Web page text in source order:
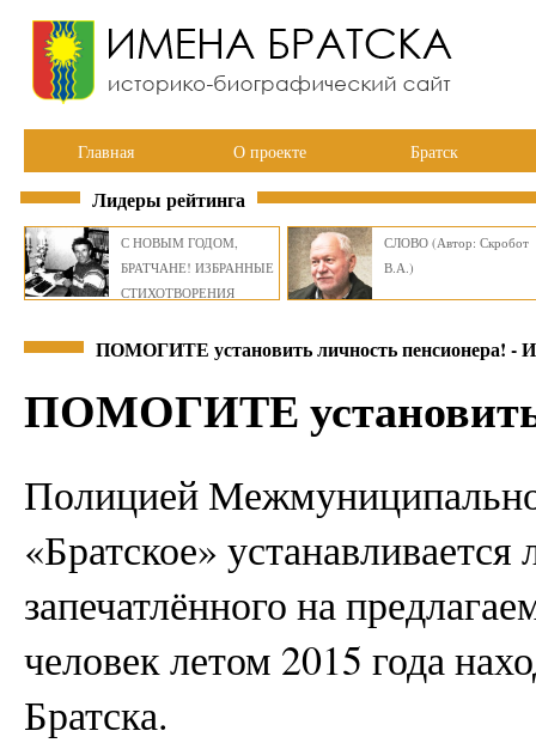
Главная О проекте Братск
Лидеры рейтинга
С НОВЫМ ГОДОМ,
БРАТЧАНЕ! ИЗБРАННЫЕ
СТИХОТВОРЕНИЯ
СЛОВО (Автор: Скробот
В.А.)
ПОМОГИТЕ установить личность
ПОМОГИТЕ установить
Полицией
«Братское»
запечатлённого на
человек летом 2015 года
Братска.